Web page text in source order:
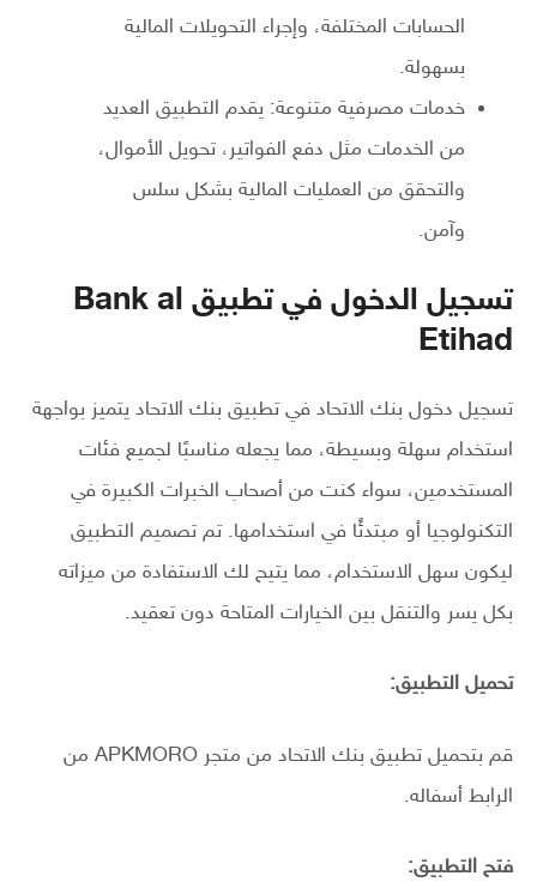
الحسابات المختلفة، وإجراء التحويلات المالية
بسهولة.
خدمات مصرفية متنوعة: يقدم التطبيق العديد
من الخدمات مثل دفع الفواتير، تحويل الأموال،
والتحقق من العمليات المالية بشكل سلس
وآمن.
تسجيل الدخول في تطبيق Bank al
Etihad
تسجيل دخول بنك الاتحاد في تطبيق بنك الاتحاد يتميز بواجهة
استخدام سهلة وبسيطة، مما يجعله مناسبًا لجميع فئات
المستخدمين، سواء كنت من أصحاب الخبرات الكبيرة في
التكنولوجيا أو مبتدئًا في استخدامها. تم تصميم التطبيق
ليكون سهل الاستخدام، مما يتيح لك الاستفادة من ميزاته
بكل يسر والتنقل بين الخيارات المتاحة دون تعقيد.
تحميل التطبيق:
قم بتحميل تطبيق بنك الاتحاد من متجر APKMORO من
الرابط أسفاله.
فتح التطبيق: